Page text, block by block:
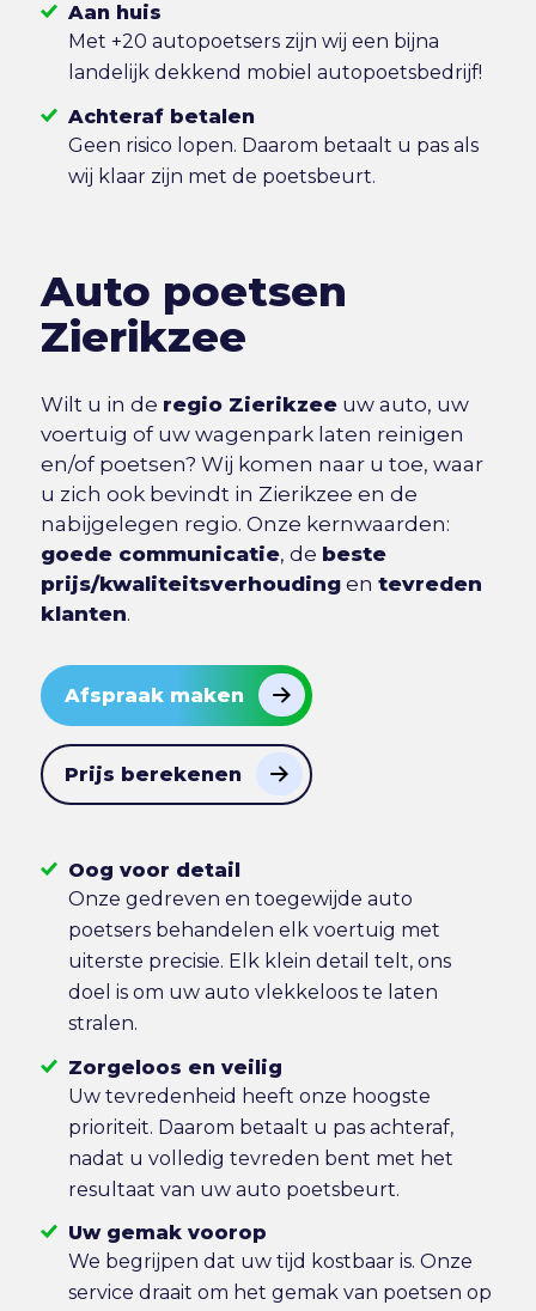
Aan huis
Met +20 autopoetsers zijn wij een bijna
landelijk dekkend mobiel autopoetsbedrijf!
Achteraf betalen
Geen risico lopen. Daarom betaalt u pas als
wij klaar zijn met de poetsbeurt.
Auto poetsen
Zierikzee
Wilt u in de regio Zierikzeeuw auto, uw
voertuig of uw wagenpark laten reinigen
en/of poetsen? Wij komen naar u toe, waar
u zich ook bevindt in Zierikzee en de
nabijgelegen regio. Onze kernwaarden:
goede communicatie, de beste
prijs/kwaliteitsverhoudingen tevreden
klanten.
Afspraak maken
Prijs berekenen
Oog voor detail
Onze gedreven en toegewijde auto
poetsers behandelen elk voertuig met
uiterste precisie. Elk klein detail telt, ons
doel is om uw auto vlekkeloos te laten
stralen.
Zorgeloos en veilig
Uw tevredenheid heeft onze hoogste
prioriteit. Daarom betaalt u pas achteraf,
nadat u volledig tevreden bent met het
resultaat van uw auto poetsbeurt.
Uw gemak voorop
We begrijpen dat uw tijd kostbaar is. Onze
service draait om het gemak van poetsen op